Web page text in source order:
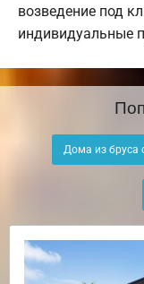
возведение под
индивидуальные
Дома из бруса